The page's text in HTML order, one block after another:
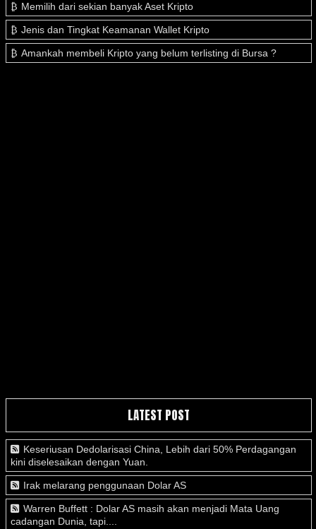
Memilih dari sekian banyak Aset Kripto
Jenis dan Tingkat Keamanan Wallet Kripto
Amankah membeli Kripto yang belum terlisting di Bursa ?
LATEST POST
Keseriusan Dedolarisasi China, Lebih dari 50% Perdagangan
kini diselesaikan dengan Yuan.
Irak melarang penggunaan Dolar AS
Warren Buffett : Dolar AS masih akan menjadi Mata Uang
cadangan Dunia, tapi....